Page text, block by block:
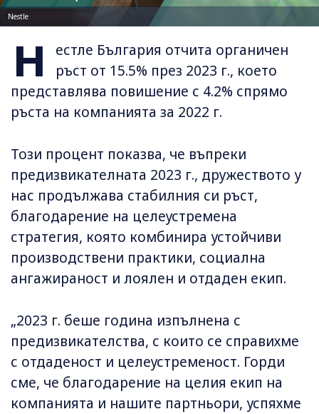
Nestle
Н
естле България отчита органичен
ръст от 15.5% през 2023 г., което
представлява повишение с 4.2% спрямо
ръста на компанията за 2022 г.
Този процент показва, че въпреки
предизвикателната 2023 г., дружеството у
нас продължава стабилния си ръст,
благодарение на целеустремена
стратегия, която комбинира устойчиви
производствени практики, социална
ангажираност и лоялен и отдаден екип.
„2023 г. беше година изпълнена с
предизвикателства, с които се справихме
с отдаденост и целеустременост. Горди
сме, че благодарение на целия екип на
компанията и нашите партньори, успяхме